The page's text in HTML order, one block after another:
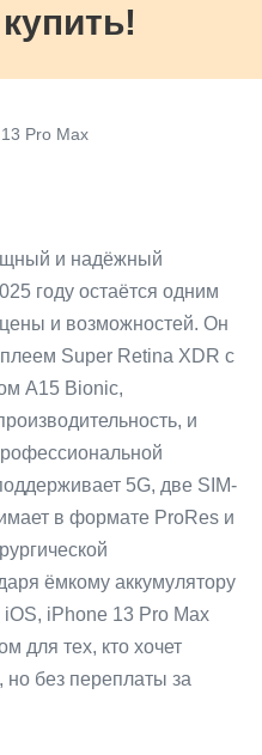
Pro Max
и надёжный
году остаётся одним
и возможностей. Он
Super Retina XDR с
A15 Bionic,
и
5G, две SIM-
в формате ProRes и
ёмкому аккумулятору
iPhone 13 Pro Max
для тех, кто хочет
но без переплаты за